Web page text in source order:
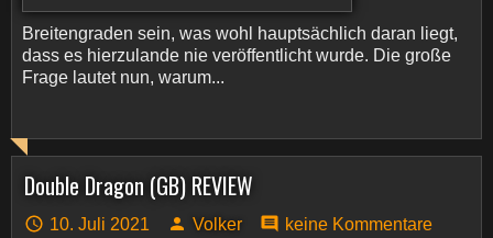
Breitengraden sein, was wohl hauptsächlich daran liegt,
dass es hierzulande nie veröffentlicht wurde. Die große
Frage lautet nun, warum...
Double Dragon (GB) REVIEW
10. Juli 2021 Volker keine Kommentare